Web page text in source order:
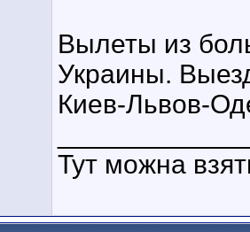
Вылеты из
Украины.
Киев-Львов-
Тут можна